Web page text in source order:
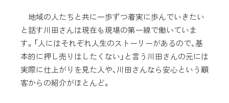
地域の人たちと共に一歩ずつ着実に歩んでいきたい
と話す川田さんは現在も現場の第一線で働いていま
す。「人にはそれぞれ人生のストーリーがあるので、基
本的に押し売りはしたくない」と言う川田さんの元には
実際に仕上がりを見た人や、川田さんなら安心という顧
客からの紹介がほとんど。